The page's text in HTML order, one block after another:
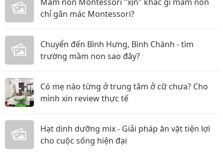
chỉ gắn mác Montessori?
Chuyển đến Bình Hưng, Bình Chánh - tìm
trường mầm non sao đây?
Có mẹ nào từng ở trung tâm ở cữ chưa? Cho
mình xin review thực tế
Hạt dinh dưỡng mix - Giải pháp ăn vặt tiện lợi
cho cuộc sống hiện đại